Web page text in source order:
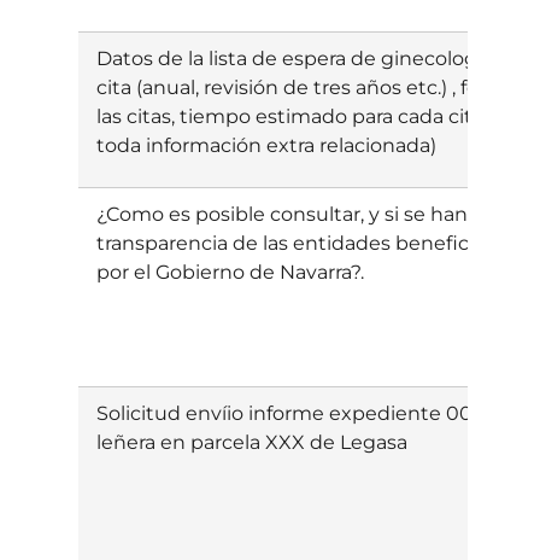
Datos de la lista de espera de ginecología
cita (anual, revisión de tres años etc.) , fecha
las citas, tiempo estimado para cada cita (o
toda información extra relacionada)
¿Como es posible consultar, y si se han
transparencia de las entidades beneficiarias
por el Gobierno de Navarra?.
Solicitud envíio informe expediente 0001-
leñera en parcela XXX de Legasa